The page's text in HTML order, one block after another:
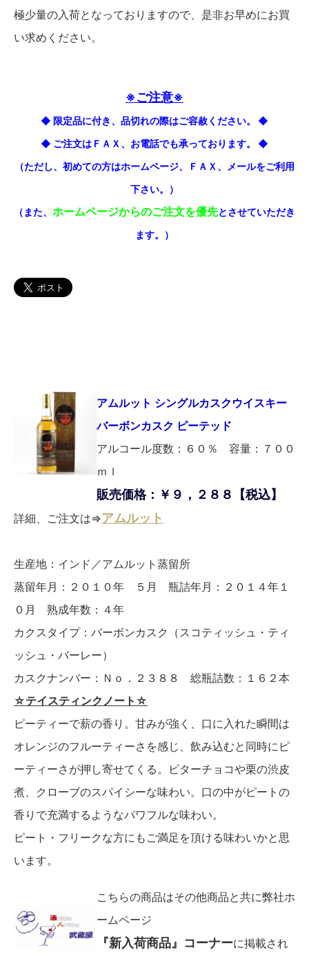
極少量の入荷となっておりますので、是非お早めにお買
い求めください。
※ご注意※
◆ 限定品に付き、品切れの際はご容赦ください。 ◆
◆ ご注文はＦＡＸ、お電話でも承っております。 ◆
（ただし、初めての方はホームページ、ＦＡＸ、メールをご利用
下さい。）
（また、 ホームページからのご注文を優先とさせていただき
ます。）
アムルット シングルカスクウイスキー
バーボンカスク ピーテッド
アルコール度数：６０％ 容量：７００
ｍｌ
販売価格：￥９，２８８【税込】
詳細、ご注文は⇒アムルット
生産地：インド／アムルット蒸留所
蒸留年月：２０１０年 ５月 瓶詰年月：２０１４年１
０月 熟成年数：４年
カクスタイプ：バーボンカスク（スコティッシュ・ティ
ッシュ・バーレー）
カスクナンバー：Ｎｏ．２３８８ 総瓶詰数：１６２本
☆テイスティンクノート☆
ピーティーで薪の香り。甘みが強く、口に入れた瞬間は
オレンジのフルーティーさを感じ、飲み込むと同時にピ
ーティーさが押し寄せてくる。ビターチョコや栗の渋皮
煮、クローブのスパイシーな味わい。口の中がピートの
香りで充満するようなパワフルな味わい。
ピート・フリークな方にもご満足を頂ける味わいかと思
います。
こちらの商品はその他商品と共に弊社ホ
ームページ
『新入荷商品』コーナーに掲載され